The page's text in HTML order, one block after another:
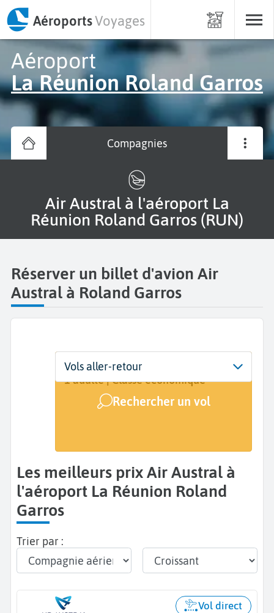
AéroportsVoyages
Aéroport
La Réunion Roland Garros
Compagnies
Air Austral à l'aéroport La
Réunion Roland Garros (RUN)
Réserver un billet d'avion Air
Austral à Roland Garros
Départ
La Réunion Roland Garros (RUN)
Dates
Dates de votre voyage
Voyageurs | Classe
1 adulte | Classe économique
Rechercher un vol
Vols aller-retour
Les meilleurs prix Air Austral à
l'aéroport La Réunion Roland
Garros
Trier par :
Vol direct